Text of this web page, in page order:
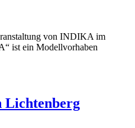
von INDIKA im
ist ein Modellvorhaben
Lichtenberg